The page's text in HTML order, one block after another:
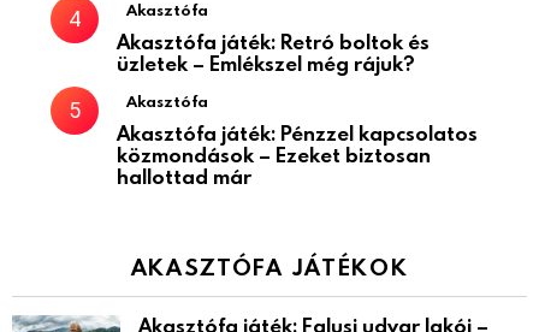
Akasztófa
Akasztófa játék: Retró boltok és
üzletek – Emlékszel még rájuk?
Akasztófa
Akasztófa játék: Pénzzel kapcsolatos
közmondások – Ezeket biztosan
hallottad már
AKASZTÓFA JÁTÉKOK
Akasztófa játék: Falusi udvar lakói –